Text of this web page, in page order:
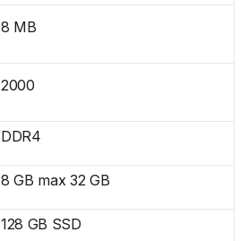
8 MB
2000
DDR4
8 GB max 32 GB
128 GB SSD